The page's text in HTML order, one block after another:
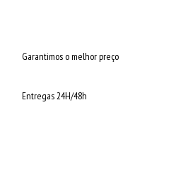
Garantimos o melhor preço
Entregas 24H/48h